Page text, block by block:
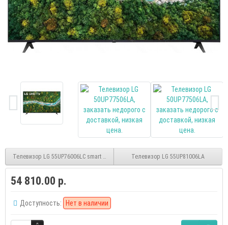
Телевизор LG 55UP76006LC smart UHD Телевизор LG 55UP81006LA
54 810.00 р.
Доступность: Нет в наличии